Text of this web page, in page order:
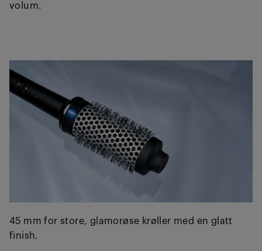
volum.
45 mm for store, glamorøse krøller med en glatt
finish.